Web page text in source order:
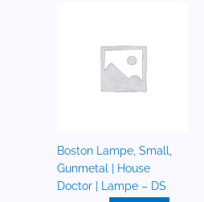
Boston Lampe, Small,
Gunmetal | House
Doctor | Lampe – DS